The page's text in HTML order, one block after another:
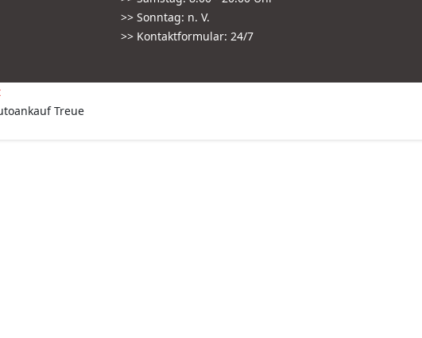
>> Sonntag: n. V.
>> Kontaktformular: 24/7
Treue